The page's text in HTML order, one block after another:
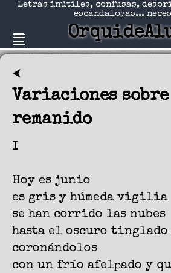
Letras inútiles, confusas,
escandalosas...
⮜
Variaciones sobre
remanido
I
Hoy es junio
es gris y húmeda vigilia
se han corrido las nubes
hasta el oscuro tinglado
coronándolos
con un frío afelpado y